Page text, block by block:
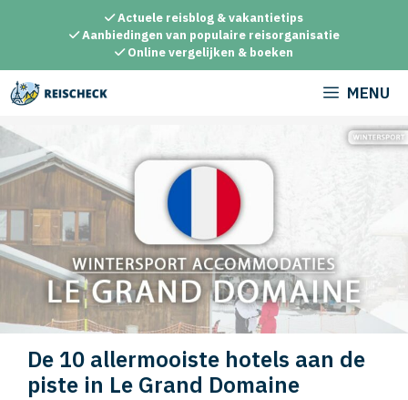
inhoud
Actuele reisblog & vakantietips
Aanbiedingen van populaire reisorganisatie
Online vergelijken & boeken
MENU
De 10 allermooiste hotels aan de
piste in Le Grand Domaine